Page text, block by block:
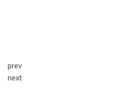
prev
next